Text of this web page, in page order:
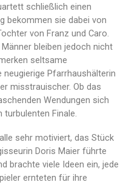
schließlich einen
bekommen sie dabei von
von Franz und Caro.
bleiben jedoch nicht
seltsame
neugierige Pfarrhaushälterin
misstrauischer. Ob das
Wendungen sich
Finale.
sehr motiviert, das Stück
Doris Maier führte
brachte viele Ideen ein, jede
ernteten für ihre